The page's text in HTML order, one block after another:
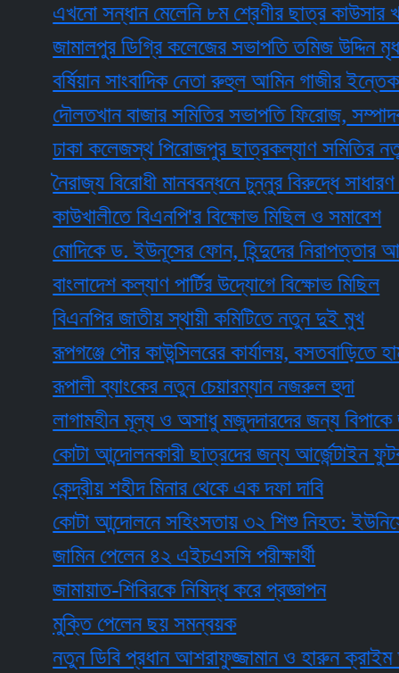
এখনো সন্ধান মেলেনি ৮ম শ্রেণীর ছাত্র কাউসার খানের
জামালপুর ডিগ্রি কলেজের সভাপতি তমিজ উদ্দিন মৃধা
বর্ষিয়ান সাংবাদিক নেতা রুহুল আমিন গাজীর ইন্তেকাল
দৌলতখান বাজার সমিতির সভাপতি ফিরোজ, সম্পাদক
ঢাকা কলেজস্থ পিরোজপুর ছাত্রকল্যাণ সমিতির নতুন
নৈরাজ্য বিরোধী মানববন্ধনে চুন্নুর বিরুদ্ধে সাধারণ
কাউখালীতে বিএনপি'র বিক্ষোভ মিছিল ও সমাবেশ
মোদিকে ড. ইউনূসের ফোন, হিন্দুদের নিরাপত্তার আশ্বাস
বাংলাদেশ কল্যাণ পার্টির উদ্যোগে বিক্ষোভ মিছিল
বিএনপির জাতীয় স্থায়ী কমিটিতে নতুন দুই মুখ
রূপগঞ্জে পৌর কাউন্সিলরের কার্যালয়, বসতবাড়িতে হামলা
রূপালী ব্যাংকের নতুন চেয়ারম্যান নজরুল হুদা
লাগামহীন মূল্য ও অসাধু মজুদদারদের জন্য বিপাকে
কোটা আন্দোলনকারী ছাত্রদের জন্য আর্জেন্টাইন ফুটবলারের
কেন্দ্রীয় শহীদ মিনার থেকে এক দফা দাবি
কোটা আন্দোলনে সহিংসতায় ৩২ শিশু নিহত: ইউনিসেফ
জামিন পেলেন ৪২ এইচএসসি পরীক্ষার্থী
জামায়াত-শিবিরকে নিষিদ্ধ করে প্রজ্ঞাপন
মুক্তি পেলেন ছয় সমন্বয়ক
নতুন ডিবি প্রধান আশরাফুজ্জামান ও হারুন ক্রাইম